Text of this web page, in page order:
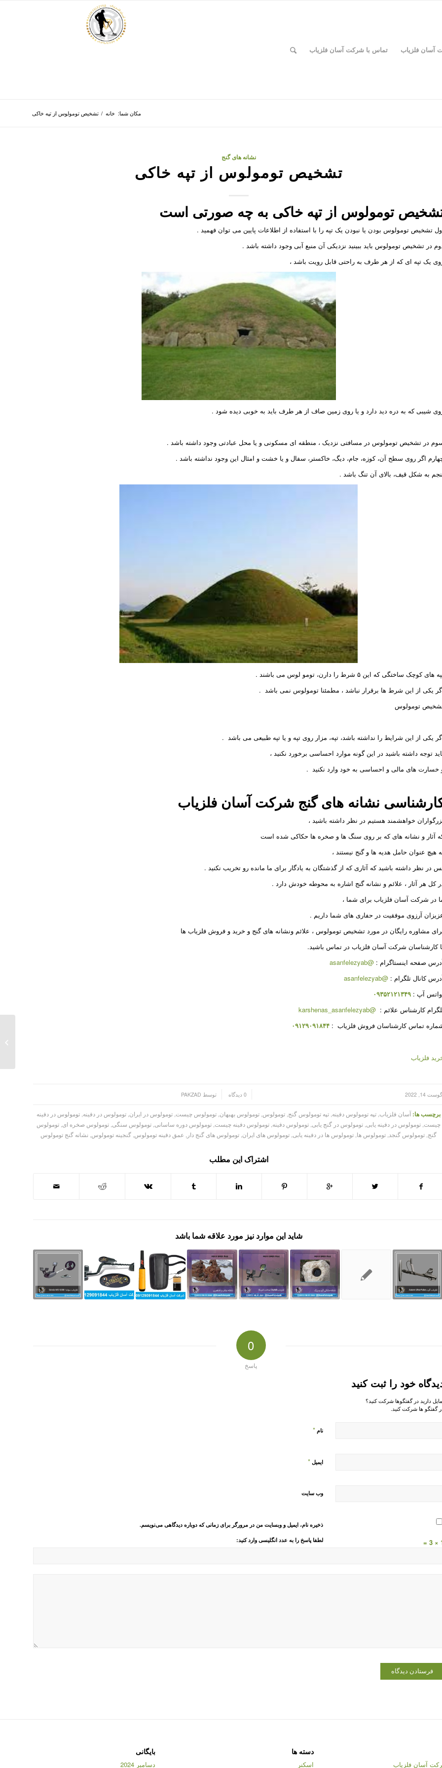
آسان فلزیاب تماس با شرکت آسان فلزیاب
مکان شما: خانه / تشخیص تومولوس از تپه خاکی
نشانه های گنج
تشخیص تومولوس از تپه خاکی
تومولوس از تپه خاکی به چه صورتی است
تشخیص تومولوس بودن یا نبودن یک تپه را با استفاده از اطلاعات پایین می توان فهمید .
در تشخیص تومولوس باید ببینید نزدیکی آن منبع آبی وجود داشته باشد .
یک تپه ای که از هر طرف به راحتی قابل رویت باشد ،
شیبی که به دره دید دارد و یا روی زمین صاف از هر طرف باید به خوبی دیده شود .
در تشخیص تومولوس در مسافتی نزدیک ، منطقه ای مسکونی و یا محل عبادتی وجود داشته باشد .
اگر روی سطح آن، کوزه، جام، دیگ، خاکستر، سفال و یا خشت و امثال این وجود نداشته باشد .
به شکل قیف، بالای آن تنگ باشد .
های کوچک ساختگی که این ۵ شرط را دارن، تومو لوس می باشند .
یکی از این شرط ها برقرار نباشد ، مطمئنا تومولوس نمی باشد .
تومولوس
یکی از این شرایط را نداشته باشد، تپه، مزار روی تپه و یا تپه طبیعی می باشد .
توجه داشته باشید در این گونه موارد احساسی برخورد نکنید ،
خسارت های مالی و احساسی به خود وارد نکنید .
نشانه های گنج شرکتآسان فلزیاب
خواهشمند هستیم در نظر داشته باشید ،
آثار و نشانه های که بر روی سنگ ها و صخره ها حکاکی شده است
هیچ عنوان حامل هدیه ها و گنج نیستند ،
در نظر داشته باشید که آثاری که از گذشتگان به یادگار برای ما مانده رو تخریب نکنید.
کل هر آثار ، علائم و نشانه گنج اشاره به محوطه خودش دارد.
در شرکت آسان فلزیاب برای شما ،
آرزوی موفقیت در حفاری های شما داریم .
مشاوره رایگان در مورد تشخیص تومولوس ، علائم ونشانه های گنج و خرید و فروش فلزیاب ها
کارشناسان شرکت آسان فلزیاب در تماس باشید.
صفحه اینستاگرام :
@asanfelezyab
کانال تلگرام :
@asanfelezyab
واتس آپ: ۰۹۳۵۲۱۲۱۳۴۹
کارشناس علائم :
@karshenas_asanfelezyab
تماس کارشناسان فروش فلزیاب: ۰۹۱۲۹۰۹۱۸۴۴
فلزیاب
14, 2022 0 دیدگاه توسط PAKZAD
برچسب ها: آسان فلزیاب تپه تومولوس دفینه تپه تومولوس گنج تومولوس تومولوس بهبهان تومولوس چیست تومولوس در ایران تومولوس در دفینه تومولوس در دفینه
چیست تومولوس در دفینه یابی تومولوس در گنج یابی تومولوس دفینه تومولوس دفینه چیست تومولوس دوره ساسانی تومولوس سنگی تومولوس صخره ای تومولوس
گنج تومولوس گنجد تومولوس ها تومولوس ها در دفینه یابی تومولوس های ایران تومولوس های گنج دار عمق دفینه تومولوس گنجینه تومولوس نشانه گنج تومولوس
اشتراک این مطلب
شاید این موارد نیز مورد علاقه شما باشد
0
پاسخ
خود را ثبت کنید
دارید در گفتگوها شرکت کنید؟
گفتگو ها شرکت کنید.
نام *
ایمیل *
وب‌ سایت
ذخیره نام، ایمیل و وبسایت من در مرورگر برای زمانی که دوباره دیدگاهی می‌نویسم.
لطفا پاسخ را به عدد انگلیسی وارد کنید: 1
آسان فلزیاب
دسته ها
اسکنر
بایگانی
دسامبر 2024